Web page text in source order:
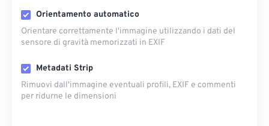
Orientamento automatico
Orientare correttamente l'immagine utilizzando i dati del
sensore di gravità memorizzati in EXIF
Metadati Strip
Rimuovi dall'immagine eventuali profili, EXIF ​​e commenti
per ridurne le dimensioni